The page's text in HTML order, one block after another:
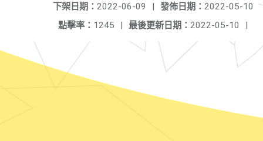
發佈日期： 2022-05-10
下架日期： 2022-06-09
|
最後更新日期： 2022-05-10 |
點擊率： 1245 |